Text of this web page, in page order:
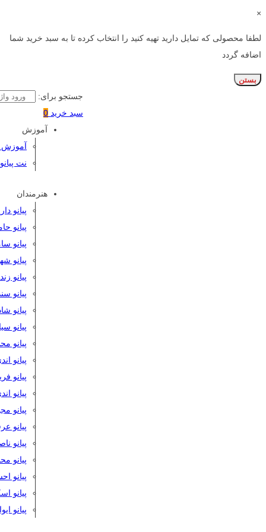
×
لطفا محصولی که تمایل دارید تهیه کنید را انتخاب کرده تا به سبد خرید شما
اضافه گردد
بستن
جستجو برای:
سبد خرید 0
آموزش
آموزش
نت پیانو
هنرمندان
پیانو
پیانو
پیانو
پیانو
پیانو
پیانو
پیانو
پیانو
پیانو
پیانو
پیانو
پیانو
پیانو
پیانو
پیانو
پیانو
پیانو
پیانو
پیانو